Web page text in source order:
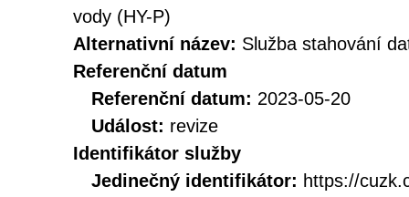
vody (HY-P)
Alternativní název: Služba stahování
Referenční datum
Referenční datum: 2023-05-20
Událost: revize
Identifikátor služby
Jedinečný identifikátor: https://